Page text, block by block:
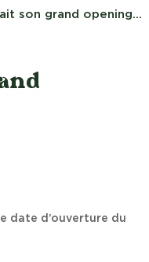
son grand opening...
date d’ouverture du